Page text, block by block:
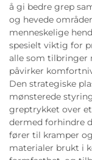
å gi bedre grep
og hevede
menneskelige
spesielt viktig for
alle som tilbringer
påvirker
Den strategiske
mønsterede
greptrykket over
dermed forhindre
fører til kramper
materialer brukt i